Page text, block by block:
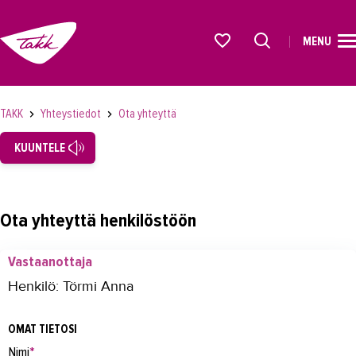
OPISKELIJAKSI
YRITYKSILLE
OMA TAKK
MENU
TAKK Yhteystiedot Ota yhteyttä
KUUNTELE
Ota yhteyttä henkilöstöön
Vastaanottaja
Henkilö: Törmi Anna
OMAT TIETOSI
Nimi*